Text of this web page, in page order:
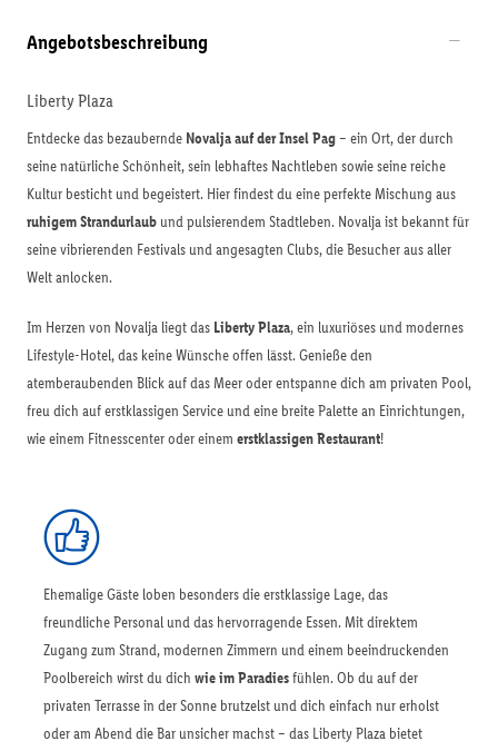
Angebotsbeschreibung
Liberty Plaza
Entdecke das bezaubernde Novalja auf der Insel Pag – ein Ort, der durch
seine natürliche Schönheit, sein lebhaftes Nachtleben sowie seine reiche
Kultur besticht und begeistert. Hier findest du eine perfekte Mischung aus
ruhigem Strandurlaub und pulsierendem Stadtleben. Novalja ist bekannt für
seine vibrierenden Festivals und angesagten Clubs, die Besucher aus aller
Welt anlocken.
Im Herzen von Novalja liegt das Liberty Plaza, ein luxuriöses und modernes
Lifestyle-Hotel, das keine Wünsche offen lässt. Genieße den
atemberaubenden Blick auf das Meer oder entspanne dich am privaten Pool,
freu dich auf erstklassigen Service und eine breite Palette an Einrichtungen,
wie einem Fitnesscenter oder einem erstklassigen Restaurant!
Ehemalige Gäste loben besonders die erstklassige Lage, das
freundliche Personal und das hervorragende Essen. Mit direktem
Zugang zum Strand, modernen Zimmern und einem beeindruckenden
Poolbereich wirst du dich wie im Paradiesfühlen. Ob du auf der
privaten Terrasse in der Sonne brutzelst und dich einfach nur erholst
oder am Abend die Bar unsicher machst – das Liberty Plaza bietet